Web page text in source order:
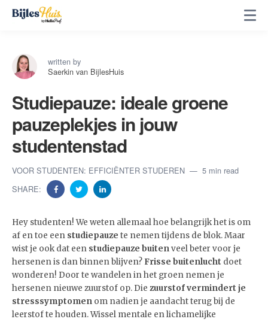
written by
Saerkin van BijlesHuis
Studiepauze: ideale groene
pauzeplekjes in jouw
studentenstad
VOOR STUDENTEN: EFFICIËNTER STUDEREN
5 min read
SHARE:
Hey studenten! We weten allemaal hoe belangrijk het is om
af en toe een studiepauze te nemen tijdens de blok. Maar
wist je ook dat een studiepauze buitenveel beter voor je
hersenen is dan binnen blijven? Frisse buitenlucht doet
wonderen! Door te wandelen in het groen nemen je
hersenen nieuwe zuurstof op. Die zuurstofvermindert je
stresssymptomen om nadien je aandacht terug bij de
leerstof te houden. Wissel mentale en lichamelijke